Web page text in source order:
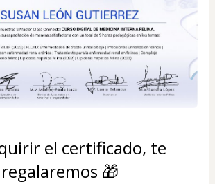
el certificado, te
regalaremos 🎁